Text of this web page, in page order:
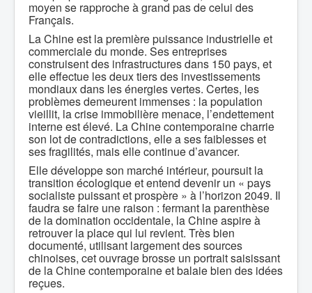
moyen se rapproche à grand pas de celui des
Français.
La Chine est la première puissance industrielle et
commerciale du monde. Ses entreprises
construisent des infrastructures dans 150 pays, et
elle effectue les deux tiers des investissements
mondiaux dans les énergies vertes. Certes, les
problèmes demeurent immenses : la population
vieillit, la crise immobilière menace, l’endettement
interne est élevé. La Chine contemporaine charrie
son lot de contradictions, elle a ses faiblesses et
ses fragilités, mais elle continue d’avancer.
Elle développe son marché intérieur, poursuit la
transition écologique et entend devenir un « pays
socialiste puissant et prospère » à l’horizon 2049. Il
faudra se faire une raison : fermant la parenthèse
de la domination occidentale, la Chine aspire à
retrouver la place qui lui revient. Très bien
documenté, utilisant largement des sources
chinoises, cet ouvrage brosse un portrait saisissant
de la Chine contemporaine et balaie bien des idées
reçues.